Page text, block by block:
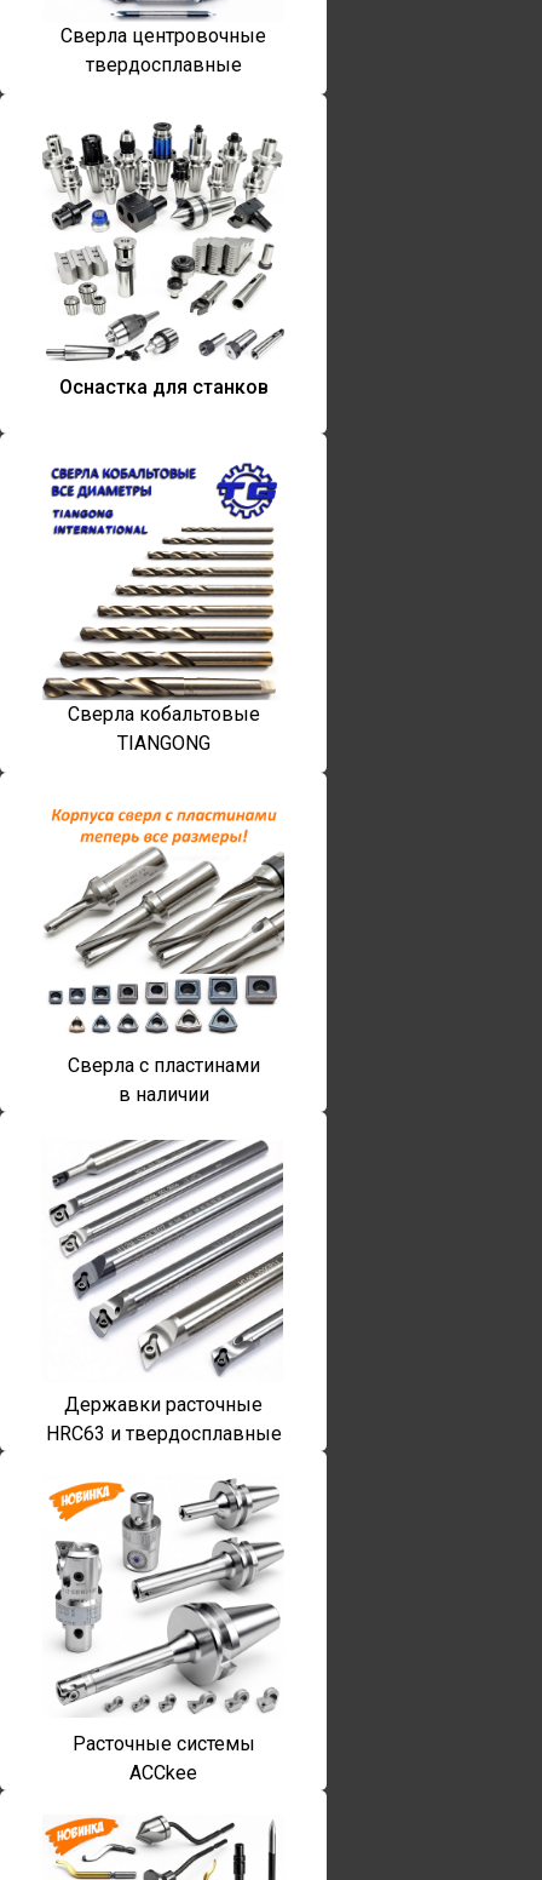
Сверла центровочные
твердосплавные
Оснастка для станков
Сверла кобальтовые
TIANGONG
Сверла с пластинами
в наличии
Державки расточные
HRC63 и твердосплавные
Расточные системы
ACCkee